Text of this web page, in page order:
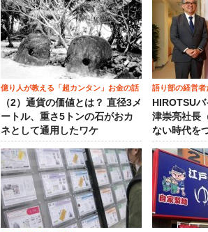
億り人が教える「超カンタン」お金の話
（2）通貨の価値とは？ 直径3メ
ートル、重さ5トンの石がおカ
ネとして通用したワケ
語り部の経営者
HIROTSU
津崇亮社長
ない時代を